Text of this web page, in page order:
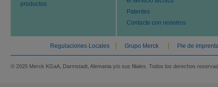
productos
Patentes
Contacte con nosotros
Regulaciones Locales Grupo Merck Pie de
© 2025 Merck KGaA, Darmstadt, Alemania y/o sus filiales. Todos los derechos